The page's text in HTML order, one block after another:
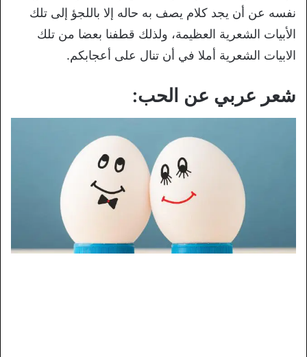
نفسه عن أن يجد كلام يصف به حاله إلا باللجؤ إلى تلك
الأبيات الشعرية العظيمة، ولذلك قطفنا بعضا من تلك
الابيات الشعرية أملا في أن تنال على أعجابكم.
شعر عربي عن الحب: